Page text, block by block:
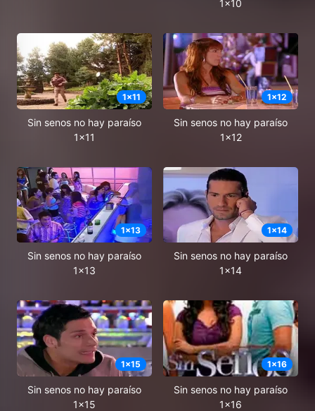
1x10
1x11
Sin senos no hay paraíso
1x11
1x12
Sin senos no hay paraíso
1x12
1x13
Sin senos no hay paraíso
1x13
1x14
Sin senos no hay paraíso
1x14
1x15
Sin senos no hay paraíso
1x15
1x16
Sin senos no hay paraíso
1x16